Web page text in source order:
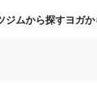
ジムから探すヨガ